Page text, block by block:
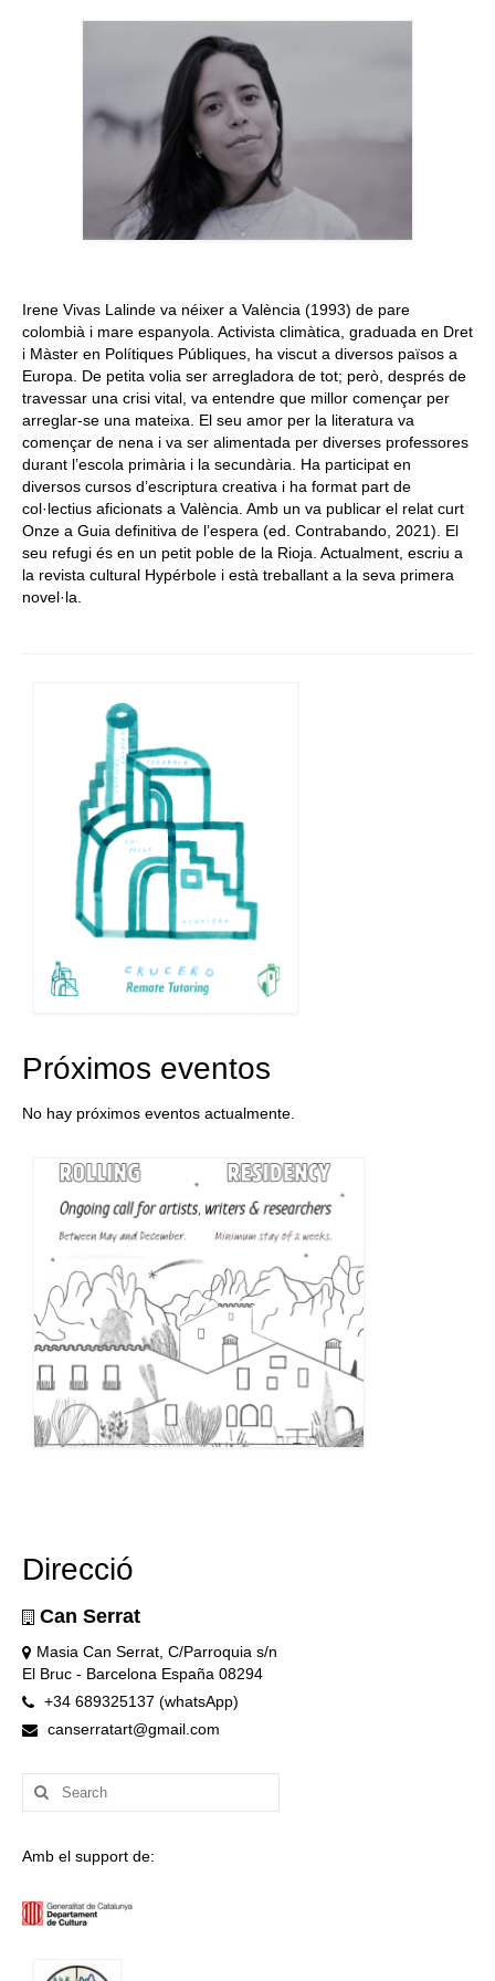
Queda’t amb nosaltres
Contacte
Irene Vivas Lalinde va néixer a València (1993) de pare
colombià i mare espanyola. Activista climàtica, graduada en Dret
i Màster en Polítiques Públiques, ha viscut a diversos països a
Europa. De petita volia ser arregladora de tot; però, després de
travessar una crisi vital, va entendre que millor començar per
arreglar-se una mateixa. El seu amor per la literatura va
començar de nena i va ser alimentada per diverses professores
durant l’escola primària i la secundària. Ha participat en
diversos cursos d’escriptura creativa i ha format part de
col·lectius aficionats a València. Amb un va publicar el relat curt
Onze a Guia definitiva de l’espera (ed. Contrabando, 2021). El
seu refugi és en un petit poble de la Rioja. Actualment, escriu a
la revista cultural Hypérbole i està treballant a la seva primera
novel·la.
Próximos eventos
No hay próximos eventos actualmente.
Direcció
Can Serrat
Masia Can Serrat, C/Parroquia s/n
El Bruc - Barcelona España 08294
+34 689325137 (whatsApp)
canserratart@gmail.com
Search
for:
Amb el support de: